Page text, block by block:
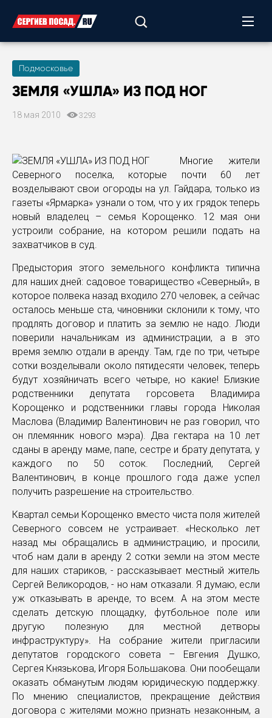
Подмосковье
ЗЕМЛЯ «УШЛА» ИЗ ПОД НОГ
18 мая 2010 3293
Многие жители
Северного поселка, которые почти 60 лет
возделывают свои огороды на ул. Гайдара, только из
газеты «Ярмарка» узнали о том, что у их грядок теперь
новый владелец – семья Корощенко. 12 мая они
устроили собрание, на котором решили подать на
захватчиков в суд.
Предыстория этого земельного конфликта типична
для наших дней: садовое товарищество «Северный», в
которое полвека назад входило 270 человек, а сейчас
осталось меньше ста, чиновники склонили к тому, что
продлять договор и платить за землю не надо. Люди
поверили начальникам из администрации, а в это
время землю отдали в аренду. Там, где по три, четыре
сотки возделывали около пятидесяти человек, теперь
будут хозяйничать всего четыре, но какие! Близкие
родственники депутата горсовета Владимира
Корощенко и родственники главы города Николая
Маслова (Владимир Валентинович не раз говорил, что
он племянник нового мэра). Два гектара на 10 лет
сданы в аренду маме, папе, сестре и брату депутата, у
каждого по 50 соток. Последний, Сергей
Валентинович, в конце прошлого года даже успел
получить разрешение на строительство.
Квартал семьи Корощенко вместо чиста поля жителей
Северного совсем не устраивает. «Несколько лет
назад мы обращались в администрацию, и просили,
чтоб нам дали в аренду 2 сотки земли на этом месте
для наших стариков, - рассказывает местный житель
Сергей Великородов, - но нам отказали. Я думаю, если
уж отказывать в аренде, то всем. А на этом месте
сделать детскую площадку, футбольное поле или
другую полезную для местной детворы
инфраструктуру». На собрание жители пригласили
депутатов городского совета – Евгения Душко,
Сергея Князькова, Игоря Большакова. Они пообещали
оказать обманутым людям юридическую поддержку.
По мнению специалистов, прекращение действия
договора с жителями можно признать незаконным, а